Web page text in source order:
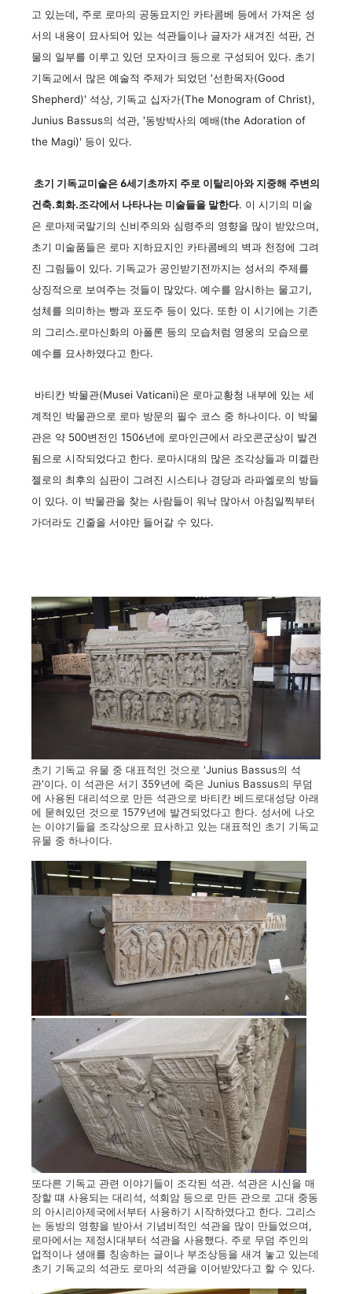
고 있는데, 주로 로마의 공동묘지인 카타콤베 등에서 가져온 성
서의 내용이 묘사되어 있는 석관들이나 글자가 새겨진 석판, 건
물의 일부를 이루고 있던 모자이크 등으로 구성되어 있다. 초기
기독교에서 많은 예술적 주제가 되었던 '선한목자(Good
Shepherd)' 석상, 기독교 십자가(The Monogram of Christ),
Junius Bassus의 석관, '동방박사의 예배(the Adoration of
the Magi)' 등이 있다.
초기 기독교미술은 6세기초까지 주로 이탈리아와 지중해 주변의
건축.회화.조각에서 나타나는 미술들을 말한다. 이 시기의 미술
은 로마제국말기의 신비주의와 심령주의 영향을 많이 받았으며,
초기 미술품들은 로마 지하묘지인 카타콤베의 벽과 천정에 그려
진 그림들이 있다. 기독교가 공인받기전까지는 성서의 주제를
상징적으로 보여주는 것들이 많았다. 예수를 암시하는 물고기,
성체를 의미하는 빵과 포도주 등이 있다. 또한 이 시기에는 기존
의 그리스.로마신화의 아폴론 등의 모습처럼 영웅의 모습으로
예수를 묘사하였다고 한다.
바티칸 박물관(Musei Vaticani)은 로마교황청 내부에 있는 세
계적인 박물관으로 로마 방문의 필수 코스 중 하나이다. 이 박물
관은 약 500변전인 1506년에 로마인근에서 라오콘군상이 발견
됨으로 시작되었다고 한다. 로마시대의 많은 조각상들과 미켈란
젤로의 최후의 심판이 그려진 시스티나 경당과 라파엘로의 방들
이 있다. 이 박물관을 찾는 사람들이 워낙 많아서 아침일찍부터
가더라도 긴줄을 서야만 들어갈 수 있다.
초기 기독교 유물 중 대표적인 것으로 'Junius Bassus의 석
관'이다. 이 석관은 서기 359년에 죽은 Junius Bassus의 무덤
에 사용된 대리석으로 만든 석관으로 바티칸 베드로대성당 아래
에 묻혀있던 것으로 1579년에 발견되었다고 한다. 성서에 나오
는 이야기들을 조각상으로 묘사하고 있는 대표적인 초기 기독교
유물 중 하나이다.
또다른 기독교 관련 이야기들이 조각된 석관. 석관은 시신을 매
장할 떄 사용되는 대리석, 석회암 등으로 만든 관으로 고대 중동
의 아시리아제국에서부터 사용하기 시작하였다고 한다. 그리스
는 동방의 영향을 받아서 기념비적인 석관을 많이 만들었으며,
로마에서는 제정시대부터 석관을 사용했다. 주로 무덤 주인의
업적이나 생애를 칭송하는 글이나 부조상등을 새겨 놓고 있는데
초기 기독교의 석관도 로마의 석관을 이어받았다고 할 수 있다.